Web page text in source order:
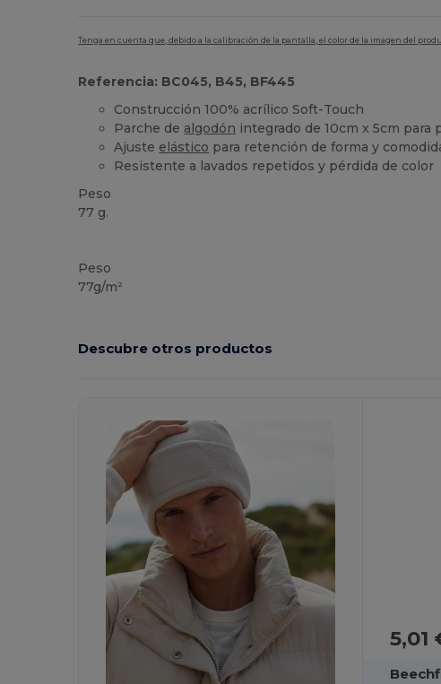
Tenga en cuenta que, debido a la calibración de la pantalla, el color de la imagen del
Referencia: BC045, B45, BF445
Construcción 100% acrílico Soft-Touch
Parche de algodón integrado de 10cm x 5cm para
Ajuste elástico para retención de forma y
Resistente a lavados repetidos y pérdida de color
Peso
77 g.
Peso
77g/m²
Descubre otros productos
5,01